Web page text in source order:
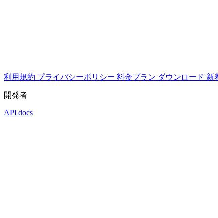
利用規約 プライバシーポリシー 料金プラン ダウンロード 新
開発者
API docs